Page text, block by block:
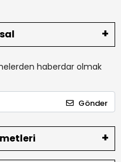
haberdar olmak
Gönder